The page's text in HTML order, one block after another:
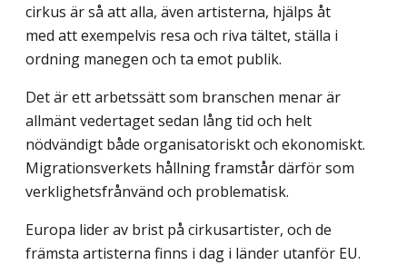
cirkus är så att alla, även artisterna, hjälps åt
med att exempelvis resa och riva tältet, ställa i
ordning manegen och ta emot publik.
Det är ett arbetssätt som branschen menar är
allmänt vedertaget sedan lång tid och helt
nödvändigt både organisatoriskt och ekonomiskt.
Migrationsverkets hållning framstår därför som
verklighetsfrånvänd och problematisk.
Europa lider av brist på cirkusartister, och de
främsta artisterna finns i dag i länder utanför EU.